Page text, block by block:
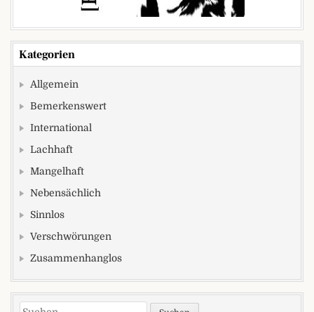
Kategorien
Allgemein
Bemerkenswert
International
Lachhaft
Mangelhaft
Nebensächlich
Sinnlos
Verschwörungen
Zusammenhanglos
Suchen nach: